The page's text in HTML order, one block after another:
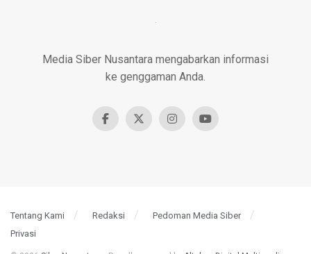
Media Siber Nusantara mengabarkan informasi
ke genggaman Anda.
Tentang Kami Redaksi
Pedoman Media Siber
Privasi